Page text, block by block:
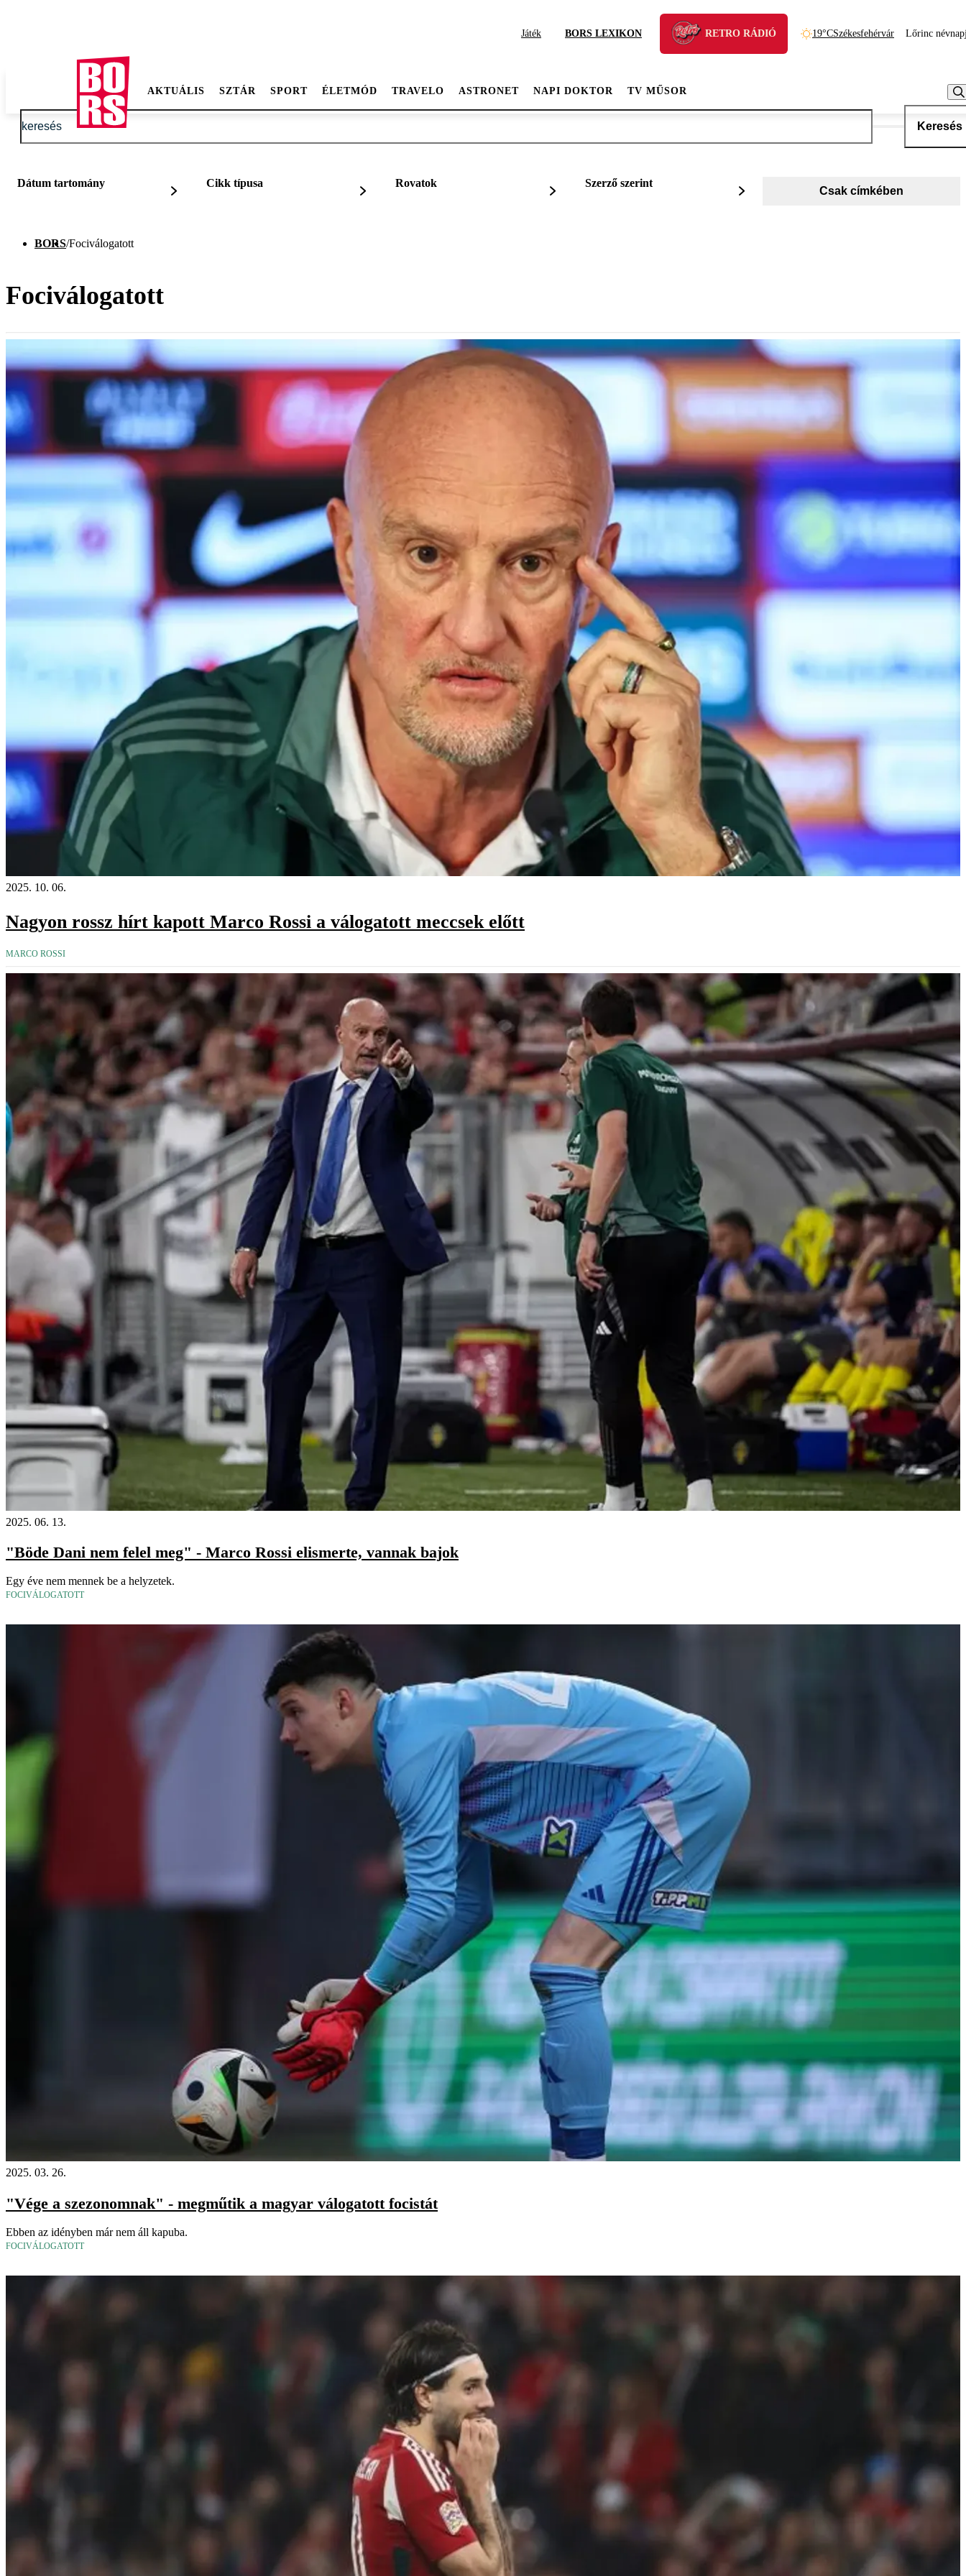
Játék BORS LEXIKON RETRO RÁDIÓ 19°CSzékesfehérvár Lőrinc
AKTUÁLIS SZTÁR SPORT ÉLETMÓD TRAVELO ASTRONET NAPI DOKTOR TV MŰSOR
Keresés
Dátum tartomány Cikk típusa Rovatok Szerző szerint
Csak címkében
BORS/Fociválogatott
Fociválogatott
2025. 10. 06.
Nagyon rossz hírt kapott Marco Rossi a válogatott meccsek előtt
MARCO ROSSI
2025. 06. 13.
"Böde Dani nem felel meg" - Marco Rossi elismerte, vannak bajok
Egy éve nem mennek be a helyzetek.
FOCIVÁLOGATOTT
2025. 03. 26.
"Vége a szezonomnak" - megműtik a magyar válogatott focistát
Ebben az idényben már nem áll kapuba.
FOCIVÁLOGATOTT